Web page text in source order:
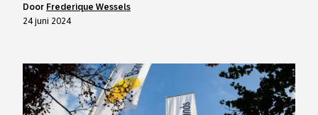
door Frederique Wessels
24 juni 2024